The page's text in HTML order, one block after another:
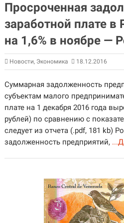
Просроченная
заработной плате
на 1,6% в ноябре —
Новости, Экономика 18.12.2016
Суммарная задолженность
субъектам малого
плате на 1 декабря 2016 года
рублей) по сравнению с
следует из отчета (.pdf, 181 kb)
задолженность предприятий,